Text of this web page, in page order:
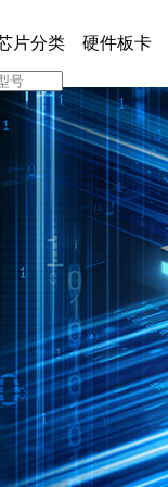
片分类 硬件板卡